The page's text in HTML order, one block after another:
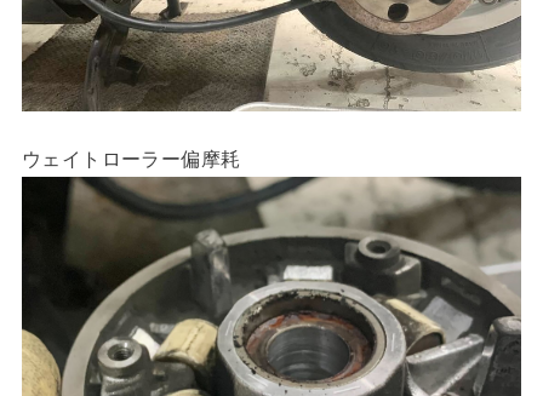
ウェイトローラー偏摩耗